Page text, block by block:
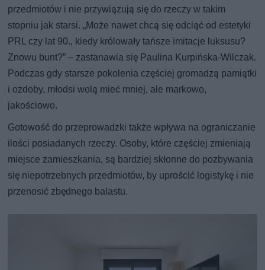
przedmiotów i nie przywiązują się do rzeczy w takim
stopniu jak starsi. „Może nawet chcą się odciąć od estetyki
PRL czy lat 90., kiedy królowały tańsze imitacje luksusu?
Znowu bunt?” – zastanawia się Paulina Kurpińska-Wilczak.
Podczas gdy starsze pokolenia częściej gromadzą pamiątki
i ozdoby, młodsi wolą mieć mniej, ale markowo,
jakościowo.
Gotowość do przeprowadzki także wpływa na ograniczanie
ilości posiadanych rzeczy. Osoby, które częściej zmieniają
miejsce zamieszkania, są bardziej skłonne do pozbywania
się niepotrzebnych przedmiotów, by uprościć logistykę i nie
przenosić zbędnego balastu.